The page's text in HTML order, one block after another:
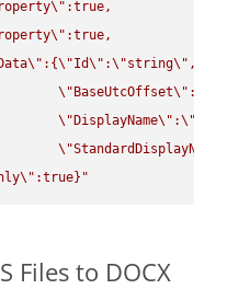
\" :true,
\" :true,
\" :{\"Id\" :\"string\" ,
\" BaseUtcOffset\" :
\" DisplayName\" :\"
\"StandardDisplayName
\" :true}"
Files to DOCX